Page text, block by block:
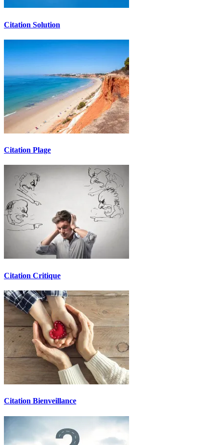
Citation Solution
Citation Plage
Citation Critique
Citation Bienveillance